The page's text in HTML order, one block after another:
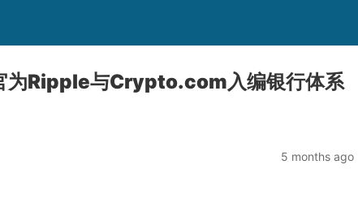
为Ripple与Crypto.com入编银行体系
5 months ago